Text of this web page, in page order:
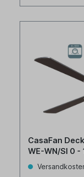
CasaFan
WE-WN/SI 0 -